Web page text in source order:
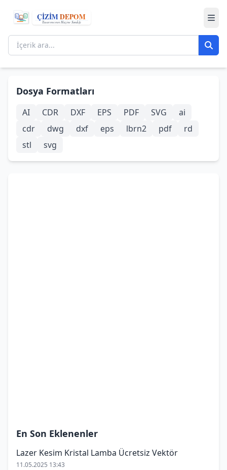
Dosya Formatları
AI CDR DXF EPS PDF SVG
ai
cdr
dwg dxf eps lbrn2 pdf
rd
stl
svg
En Son Eklenenler
Lazer Kesim Kristal Lamba Ücretsiz Vektör
11.05.2025 13:43